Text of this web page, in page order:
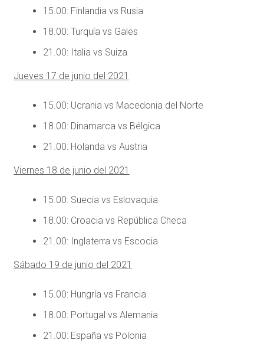
15.00: Finlandia vs Rusia
18.00: Turquía vs Gales
21.00: Italia vs Suiza
Jueves 17 de junio del 2021
15.00: Ucrania vs Macedonia del Norte
18.00: Dinamarca vs Bélgica
21.00: Holanda vs Austria
Viernes 18 de junio del 2021
15.00: Suecia vs Eslovaquia
18.00: Croacia vs República Checa
21.00: Inglaterra vs Escocia
Sábado 19 de junio del 2021
15.00: Hungría vs Francia
18.00: Portugal vs Alemania
21.00: España vs Polonia